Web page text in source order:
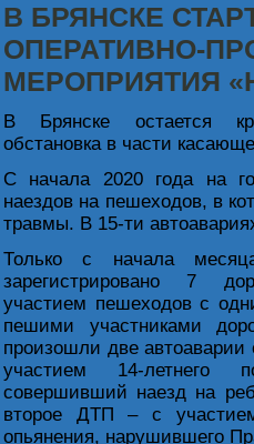
В БРЯНСКЕ
ОПЕРАТИВНО-
МЕРОПРИЯТИЯ
В Брянске остается
обстановка в части
С начала 2020 года на
наездов на пешеходов, в
травмы. В 15-ти
Только с начала
зарегистрировано 7
участием пешеходов с
пешими участниками
произошли две
участием 14-летнего
совершивший наезд на
второе ДТП – с
опьянения, нарушившего